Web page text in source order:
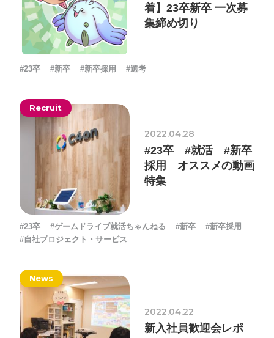
着】23卒新卒 一次募
集締め切り
#23卒 #新卒 #新卒採用 #選考
Recruit
2022.04.28
#23卒 #就活 #新卒
採用 オススメの動画
特集
#23卒 #ゲームドライブ就活ちゃんねる #新卒
#新卒採用
#自社プロジェクト・サービス
News
2022.04.22
新入社員歓迎会レポ